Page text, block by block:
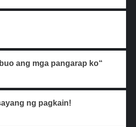
ang mga pangarap ko“
ng pagkain!